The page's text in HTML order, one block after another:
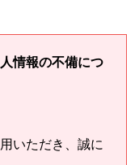
情報の不備につ
いただき、誠に